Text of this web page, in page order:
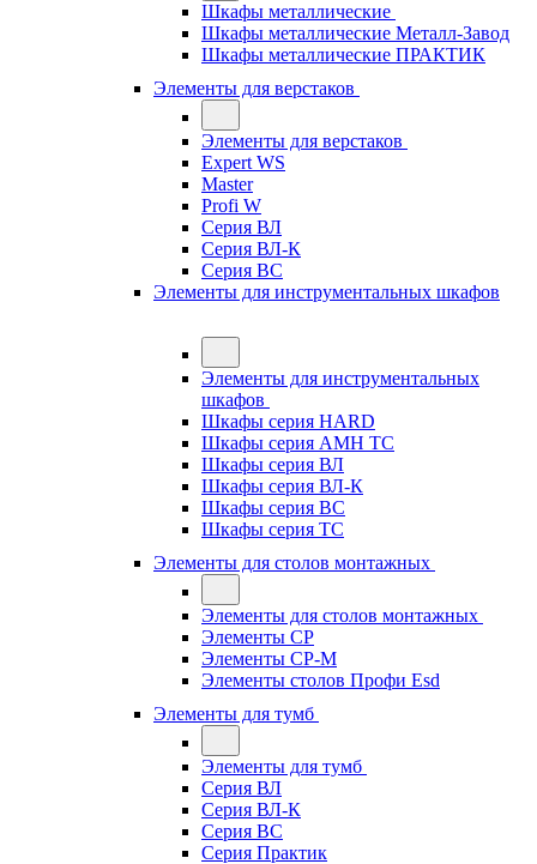
Шкафы металлические
Шкафы металлические Металл-Завод
Шкафы металлические ПРАКТИК
Элементы для верстаков
Элементы для верстаков
Expert WS
Master
Profi W
Серия ВЛ
Серия ВЛ-К
Серия ВС
Элементы для инструментальных шкафов
Элементы для инструментальных
шкафов
Шкафы серия HARD
Шкафы серия АМН ТС
Шкафы серия ВЛ
Шкафы серия ВЛ-К
Шкафы серия ВС
Шкафы серия ТС
Элементы для столов монтажных
Элементы для столов монтажных
Элементы СР
Элементы СР-М
Элементы столов Профи Esd
Элементы для тумб
Элементы для тумб
Серия ВЛ
Серия ВЛ-К
Серия ВС
Серия Практик